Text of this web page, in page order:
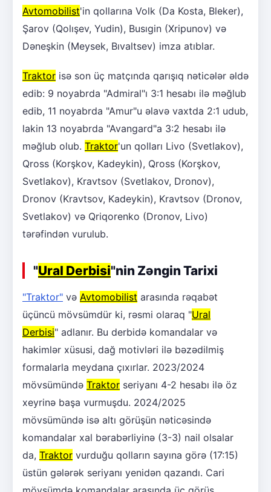
Avtomobilist'in qollarına Volk (Da Kosta, Bleker),
Şarov (Qolışev, Yudin), Busıgin (Xripunov) və
Dəneşkin (Meysek, Bıvaltsev) imza atıblar.
Traktor isə son üç matçında qarışıq nəticələr əldə
edib: 9 noyabrda "Admiral"ı 3:1 hesabı ilə məğlub
edib, 11 noyabrda "Amur"u əlavə vaxtda 2:1 udub,
lakin 13 noyabrda "Avangard"a 3:2 hesabı ilə
məğlub olub. Traktor'un qolları Livo (Svetlakov),
Qross (Korşkov, Kadeykin), Qross (Korşkov,
Svetlakov), Kravtsov (Svetlakov, Dronov),
Dronov (Kravtsov, Kadeykin), Kravtsov (Dronov,
Svetlakov) və Qriqorenko (Dronov, Livo)
tərəfindən vurulub.
"Ural Derbisi"nin Zəngin Tarixi
"Traktor" və Avtomobilist arasında rəqabət
üçüncü mövsümdür ki, rəsmi olaraq "Ural
Derbisi" adlanır. Bu derbidə komandalar və
hakimlər xüsusi, dağ motivləri ilə bəzədilmiş
formalarla meydana çıxırlar. 2023/2024
mövsümündə Traktor seriyanı 4-2 hesabı ilə öz
xeyrinə başa vurmuşdu. 2024/2025
mövsümündə isə altı görüşün nəticəsində
komandalar xal bərabərliyinə (3-3) nail olsalar
da, Traktor vurduğu qolların sayına görə (17:15)
üstün gələrək seriyanı yenidən qazandı. Cari